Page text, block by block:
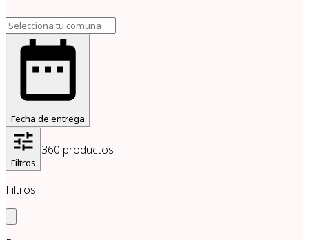
Fecha de entrega
Filtros
360 productos
Filtros